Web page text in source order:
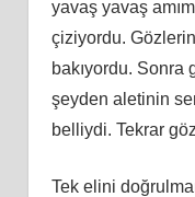
yavaş yavaş
çiziyordu.
bakıyordu. Sonra
şeyden aletinin
belliydi. Tekrar
Tek elini